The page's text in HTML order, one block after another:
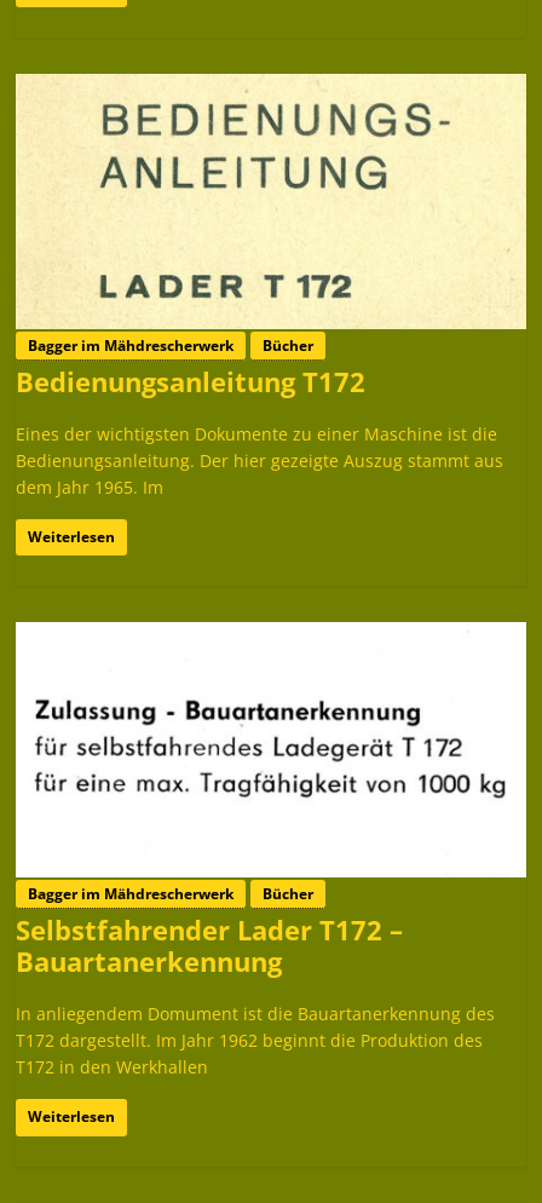
Bagger im Mähdrescherwerk Bücher
Bedienungsanleitung T172
Eines der wichtigsten Dokumente zu einer Maschine ist die
Bedienungsanleitung. Der hier gezeigte Auszug stammt aus
dem Jahr 1965. Im
Weiterlesen
Bagger im Mähdrescherwerk Bücher
Selbstfahrender Lader T172 –
Bauartanerkennung
In anliegendem Domument ist die Bauartanerkennung des
T172 dargestellt. Im Jahr 1962 beginnt die Produktion des
T172 in den Werkhallen
Weiterlesen